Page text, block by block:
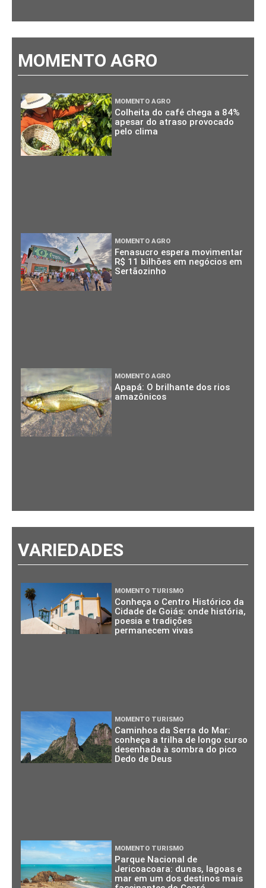
MOMENTO AGRO
MOMENTO AGRO
Colheita do café chega a 84%
apesar do atraso provocado
pelo clima
MOMENTO AGRO
Fenasucro espera movimentar
R$ 11 bilhões em negócios em
Sertãozinho
MOMENTO AGRO
Apapá: O brilhante dos rios
amazônicos
VARIEDADES
MOMENTO TURISMO
Conheça o Centro Histórico da
Cidade de Goiás: onde história,
poesia e tradições
permanecem vivas
MOMENTO TURISMO
Caminhos da Serra do Mar:
conheça a trilha de longo curso
desenhada à sombra do pico
Dedo de Deus
MOMENTO TURISMO
Parque Nacional de
Jericoacoara: dunas, lagoas e
mar em um dos destinos mais